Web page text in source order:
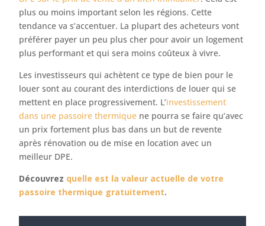
plus ou moins important selon les régions. Cette
tendance va s’accentuer. La plupart des acheteurs vont
préférer payer un peu plus cher pour avoir un logement
plus performant et qui sera moins coûteux à vivre.
Les investisseurs qui achètent ce type de bien pour le
louer sont au courant des interdictions de louer qui se
mettent en place progressivement. L’investissement
dans une passoire thermique ne pourra se faire qu’avec
un prix fortement plus bas dans un but de revente
après rénovation ou de mise en location avec un
meilleur DPE.
Découvrez quelle est la valeur actuelle de votre
passoire thermique gratuitement.